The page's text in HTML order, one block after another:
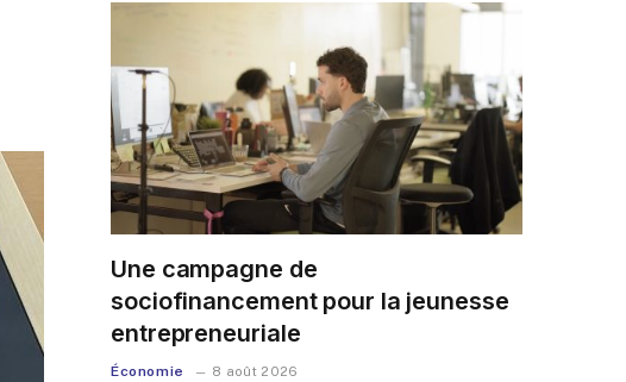
Une campagne de
sociofinancement pour la jeunesse
entrepreneuriale
Économie 8 août 2026